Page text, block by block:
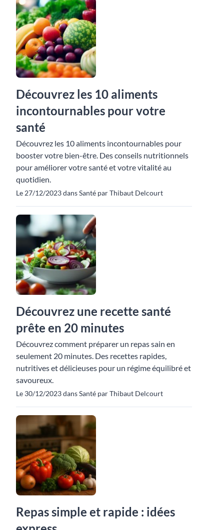
Découvrez les 10 aliments
incontournables pour votre
santé
Découvrez les 10 aliments incontournables pour
booster votre bien-être. Des conseils nutritionnels
pour améliorer votre santé et votre vitalité au
quotidien.
Le 27/12/2023 dans Santé par Thibaut Delcourt
Découvrez une recette santé
prête en 20 minutes
Découvrez comment préparer un repas sain en
seulement 20 minutes. Des recettes rapides,
nutritives et délicieuses pour un régime équilibré et
savoureux.
Le 30/12/2023 dans Santé par Thibaut Delcourt
Repas simple et rapide : idées